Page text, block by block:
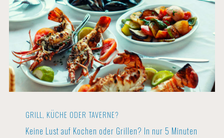
GRILL, KÜCHE ODER TAVERNE?
Keine Lust auf Kochen oder Grillen? In nur 5 Minuten